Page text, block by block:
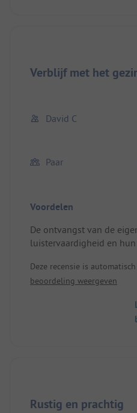
Verblijf met het
David C
Paar
Voordelen
De ontvangst van de
luistervaardigheid en
camping onlangs hebben
hun moed en hart erin
Plek/
schaduwrijke plekken
Deze recensie is
beoordeling weergeven
Rustig en prachtig